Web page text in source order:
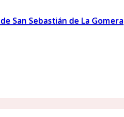
San Sebastián de La Gomera